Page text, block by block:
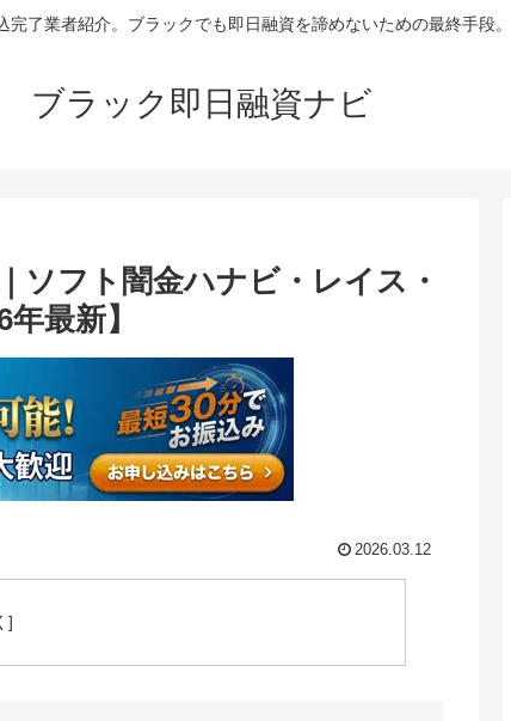
完了業者紹介。ブラックでも即日融資を諦めないための最終手段。
ブラック即日融資ナビ
ソフト闇金ハナビ・レイス・
最新】
2026.03.12